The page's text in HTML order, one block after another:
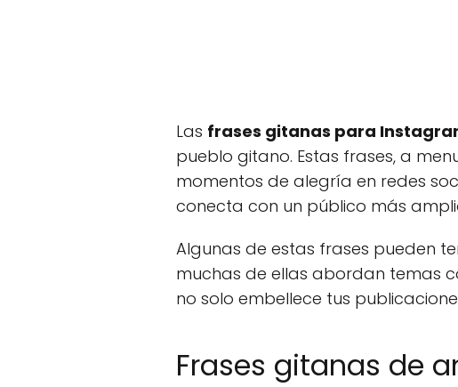
Las frases gitanas para
pueblo gitano. Estas frases, a
momentos de alegría en redes
conecta con un público más
Algunas de estas frases pueden
muchas de ellas abordan temas
no solo embellece tus
Frases gitanas de